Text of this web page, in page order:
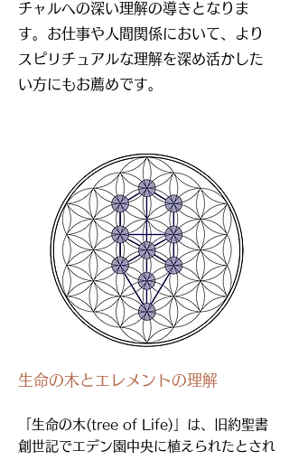
チャルへの深い理解の導きとなりま
す。 お仕事や人間関係において、より
スピリチュアルな理解を深め活かした
い方にもお薦めです。
生命の木とエレメントの理解
「生命の木(tree of Life)」は、旧約聖書
創世記でエデン園中央に植えられたとされ